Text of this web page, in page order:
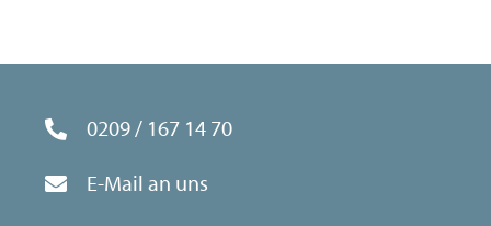
0209 / 167 14 70
E-Mail an uns